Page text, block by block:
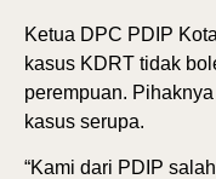
Ketua DPC PDIP
kasus KDRT tidak
perempuan.
kasus serupa.
“Kami dari PDIP